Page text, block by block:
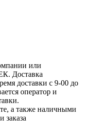
или
Доставка
доставки с 9-00 до
оператор и
а также наличными
заказа